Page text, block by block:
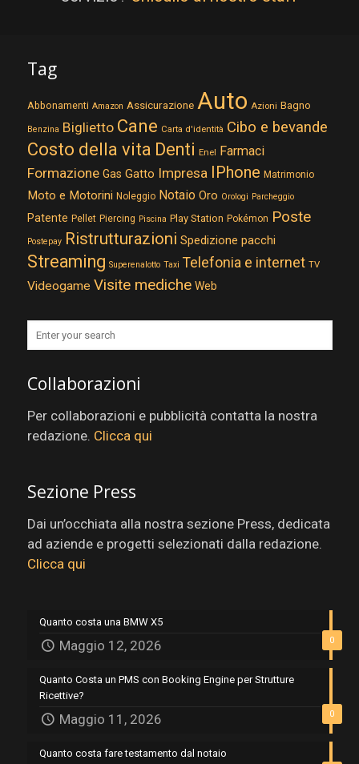
Tag
Abbonamenti Amazon Assicurazione Auto Azioni Bagno
Benzina Biglietto Cane Carta d'identità Cibo e bevande
Costo della vita Denti Enel Farmaci
Formazione Gas Gatto Impresa IPhone Matrimonio
Moto e Motorini Noleggio Notaio Oro Orologi Parcheggio
Patente Pellet Piercing Piscina Play Station Pokémon Poste
Postepay Ristrutturazioni Spedizione pacchi
Streaming Superenalotto Taxi Telefonia e internet TV
Videogame Visite mediche Web
Collaborazioni
Per collaborazioni e pubblicità contatta la nostra
redazione. Clicca qui
Sezione Press
Dai un’occhiata alla nostra sezione Press, dedicata
ad aziende e progetti selezionati dalla redazione.
Clicca qui
0
Quanto costa una BMW X5
Maggio 12, 2026
0
Quanto Costa un PMS con Booking Engine per Strutture
Ricettive?
Maggio 11, 2026
Quanto costa fare testamento dal notaio